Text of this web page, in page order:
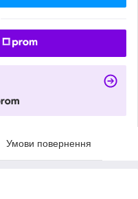
Умови повернення